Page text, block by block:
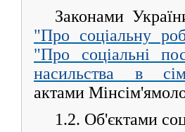
Законами
"Про соціальну
"Про соціальні
насильства в
актами
1.2. Об'єктами